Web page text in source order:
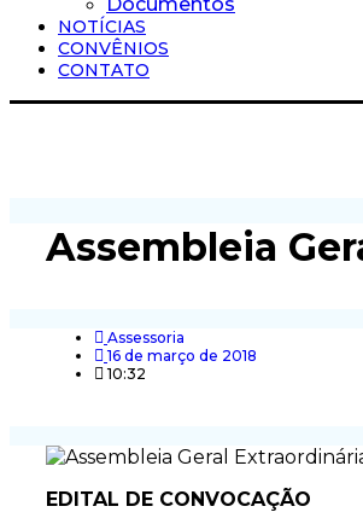
NOTÍCIAS
CONVÊNIOS
CONTATO
Assembleia
Assessoria
16 de março de 2018
10:32
EDITAL DE CONVOCAÇÃO